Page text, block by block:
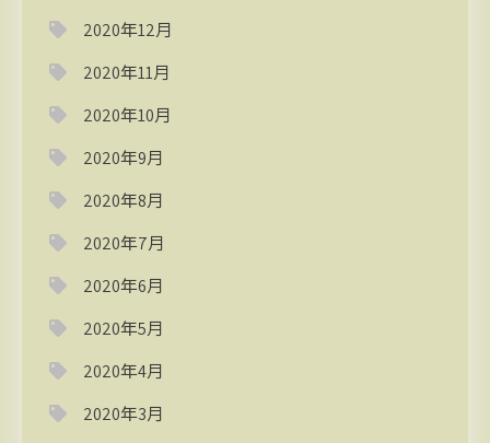
2020年12月
2020年11月
2020年10月
2020年9月
2020年8月
2020年7月
2020年6月
2020年5月
2020年4月
2020年3月